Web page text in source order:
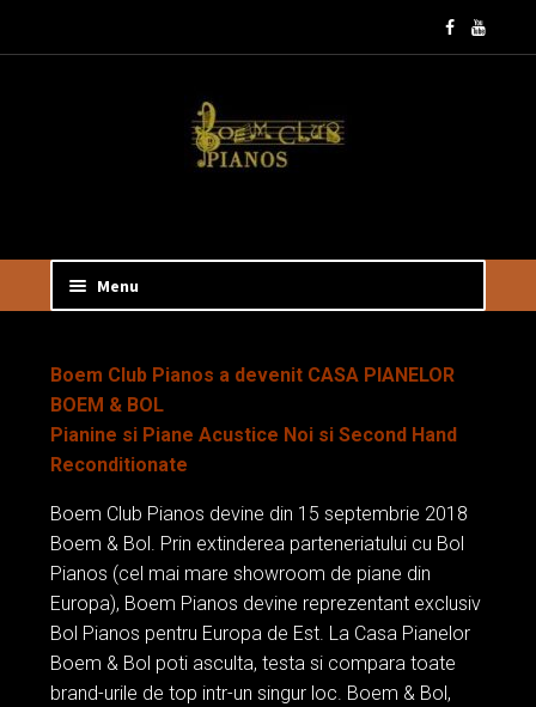
Sari
Sari
Menu
Boem Club Pianos, dealer piane Perzina pentru
Europa de Est, a participat la NAMM Show in
California
Boem Club Pianos, Perzina pianos dealer for
Eastern Europe, attended NAMM show in California
Piane
Piane Albe
Boem Club Pianos a devenit CASA PIANELOR
BOEM & BOL
Pianine si Piane Acustice Noi si Second Hand
Reconditionate
Boem Club Pianos devine din 15 septembrie 2018
Boem & Bol. Prin extinderea parteneriatului cu Bol
Pianos (cel mai mare showroom de piane din
Europa), Boem Pianos devine reprezentant exclusiv
Bol Pianos pentru Europa de Est. La Casa Pianelor
Boem & Bol poti asculta, testa si compara toate
brand-urile de top intr-un singur loc. Boem & Bol,